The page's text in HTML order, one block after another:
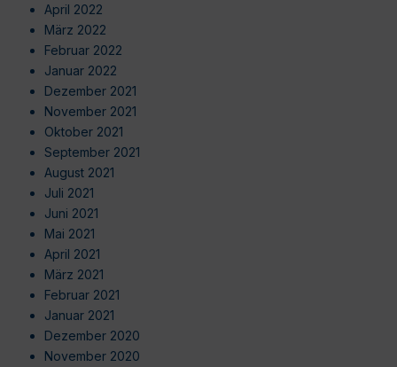
April 2022
März 2022
Februar 2022
Januar 2022
Dezember 2021
November 2021
Oktober 2021
September 2021
August 2021
Juli 2021
Juni 2021
Mai 2021
April 2021
März 2021
Februar 2021
Januar 2021
Dezember 2020
November 2020